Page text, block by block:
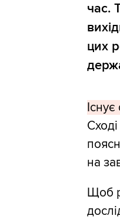
час.
цих
на
Щоб